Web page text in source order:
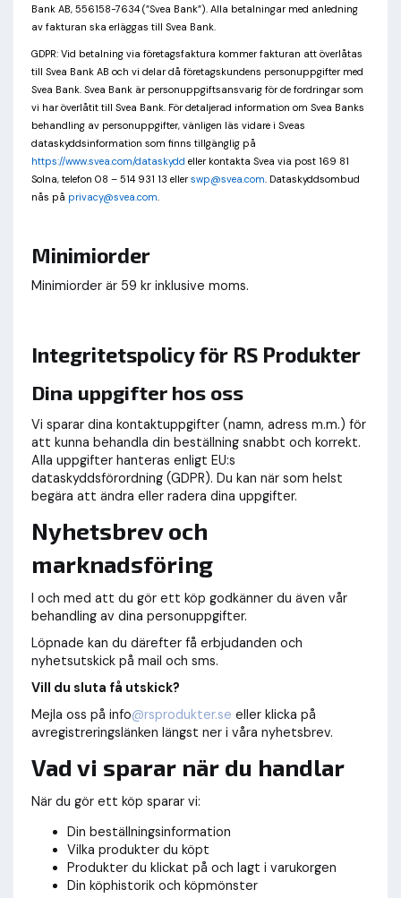
Bank AB, 556158-7634 (”Svea Bank”). Alla betalningar med anledning
av fakturan ska erläggas till Svea Bank.
GDPR: Vid betalning via företagsfaktura kommer fakturan att överlåtas
till Svea Bank AB och vi delar då företagskundens personuppgifter med
Svea Bank. Svea Bank är personuppgiftsansvarig för de fordringar som
vi har överlåtit till Svea Bank. För detaljerad information om Svea Banks
behandling av personuppgifter, vänligen läs vidare i Sveas
dataskyddsinformation som finns tillgänglig på
https://www.svea.com/dataskydd eller kontakta Svea via post 169 81
Solna, telefon 08 – 514 931 13 eller swp@svea.com. Dataskyddsombud
nås på privacy@svea.com.
Minimiorder
Minimiorder är 59 kr inklusive moms.
Integritetspolicy för RS Produkter
Dina uppgifter hos oss
Vi sparar dina kontaktuppgifter (namn, adress m.m.) för
att kunna behandla din beställning snabbt och korrekt.
Alla uppgifter hanteras enligt EU:s
dataskyddsförordning (GDPR). Du kan när som helst
begära att ändra eller radera dina uppgifter.
Nyhetsbrev och
marknadsföring
I och med att du gör ett köp godkänner du även vår
behandling av dina personuppgifter.
Löpnade kan du därefter få erbjudanden och
nyhetsutskick på mail och sms.
Vill du sluta få utskick?
Mejla oss på info@rsprodukter.se eller klicka på
avregistreringslänken längst ner i våra nyhetsbrev.
Vad vi sparar när du handlar
När du gör ett köp sparar vi:
Din beställningsinformation
Vilka produkter du köpt
Produkter du klickat på och lagt i varukorgen
Din köphistorik och köpmönster